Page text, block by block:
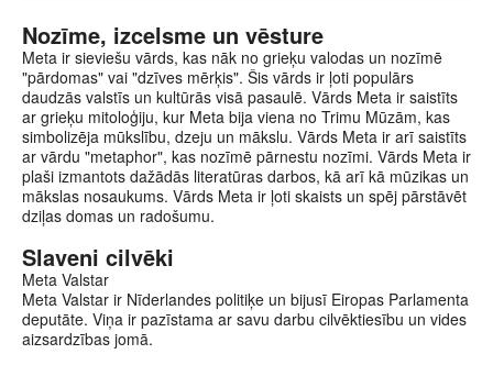
Nozīme, izcelsme un vēsture
Meta ir sieviešu vārds, kas nāk no grieķu valodas un nozīmē
"pārdomas" vai "dzīves mērķis". Šis vārds ir ļoti populārs
daudzās valstīs un kultūrās visā pasaulē. Vārds Meta ir saistīts
ar grieķu mitoloģiju, kur Meta bija viena no Trimu Mūzām, kas
simbolizēja mūkslību, dzeju un mākslu. Vārds Meta ir arī saistīts
ar vārdu "metaphor", kas nozīmē pārnestu nozīmi. Vārds Meta ir
plaši izmantots dažādās literatūras darbos, kā arī kā mūzikas un
mākslas nosaukums. Vārds Meta ir ļoti skaists un spēj pārstāvēt
dziļas domas un radošumu.
Slaveni cilvēki
Meta Valstar
Meta Valstar ir Nīderlandes politiķe un bijusī Eiropas Parlamenta
deputāte. Viņa ir pazīstama ar savu darbu cilvēktiesību un vides
aizsardzības jomā.